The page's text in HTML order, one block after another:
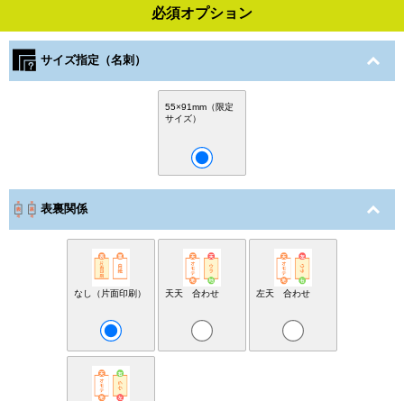
必須オプション
サイズ指定（名刺）
55×91mm（限定
サイズ）
表裏関係
なし（片面印刷） 天天 合わせ 左天 合わせ